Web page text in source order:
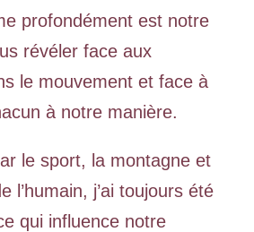
profondément est notre
révéler face aux
le mouvement et face à
à notre manière.
le sport, la montagne et
l’humain, j’ai toujours été
qui influence notre